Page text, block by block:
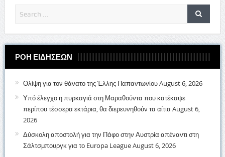
ΡΟΗ ΕΙΔΗΣΕΩΝ
Θλίψη για τον θάνατο της Έλλης ΠαπαντωνίουAugust 6, 2026
Υπό έλεγχο η πυρκαγιά στη Μαραθούντα που κατέκαψε
περίπου τέσσερα εκτάρια, θα διερευνηθούν τα αίτια August 6,
2026
Δύσκολη αποστολή για την Πάφο στην Αυστρία απέναντι στη
Σάλτσμπουργκ για το Europa LeagueAugust 6, 2026